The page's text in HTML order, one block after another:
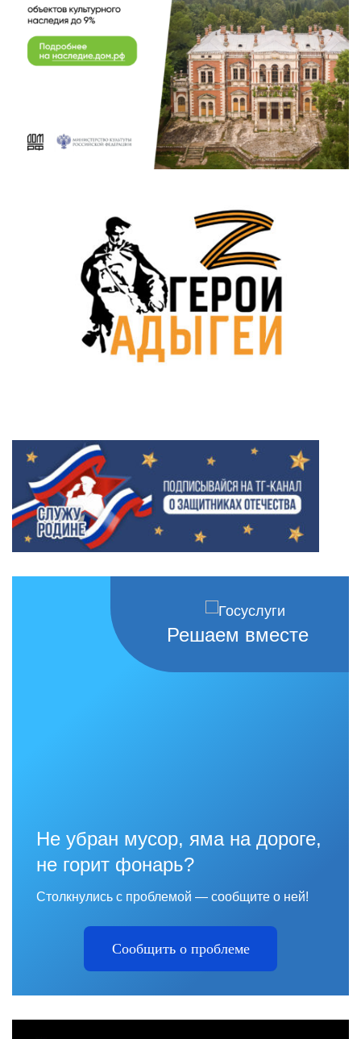
Решаем вместе
Не убран мусор, яма на дороге,
не горит фонарь?
Столкнулись с проблемой — сообщите о ней!
Сообщить о проблеме